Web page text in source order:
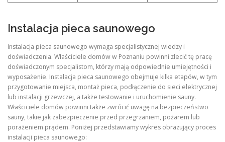
Instalacja pieca saunowego
Instalacja pieca saunowego wymaga specjalistycznej wiedzy i
doświadczenia. Właściciele domów w Poznaniu powinni zlecić tę pracę
doświadczonym specjalistom, którzy mają odpowiednie umiejętności i
wyposażenie. Instalacja pieca saunowego obejmuje kilka etapów, w tym
przygotowanie miejsca, montaż pieca, podłączenie do sieci elektrycznej
lub instalacji grzewczej, a także testowanie i uruchomienie sauny.
Właściciele domów powinni także zwrócić uwagę na bezpieczeństwo
sauny, takie jak zabezpieczenie przed przegrzaniem, pożarem lub
porażeniem prądem. Poniżej przedstawiamy wykres obrazujący proces
instalacji pieca saunowego: